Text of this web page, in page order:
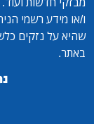
ו/או מידע רשמי
שהיא על נזקים
באתר.